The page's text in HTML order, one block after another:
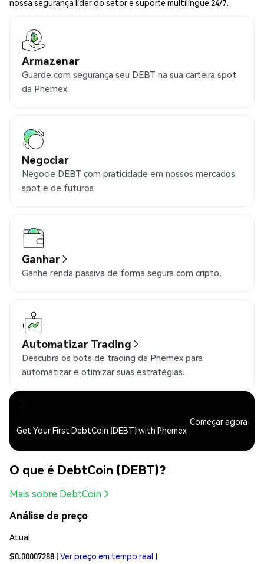
nossa segurança líder do setor e suporte multilíngue 24/7.
Armazenar
Guarde com segurança seu DEBT na sua carteira spot
da Phemex
Negociar
Negocie DEBT com praticidade em nossos mercados
spot e de futuros
Ganhar
Ganhe renda passiva de forma segura com cripto.
Automatizar Trading
Descubra os bots de trading da Phemex para
automatizar e otimizar suas estratégias.
Get Your First DebtCoin (DEBT) with Phemex
Começar agora
O que é DebtCoin (DEBT)?
Mais sobre DebtCoin
Análise de preço
Atual
$0.00007288 (Ver preço em tempo real )